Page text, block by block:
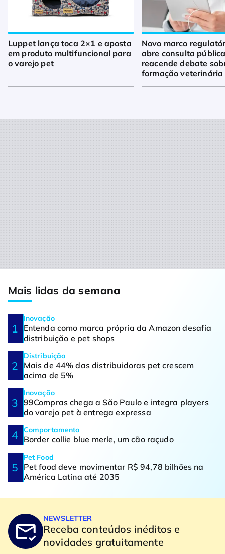
Luppet lança toca 2×1 e aposta
em produto multifuncional para
o varejo pet
Novo marco
abre consulta
reacende debate
formação veterinária
Mais lidas dasemana
Inovação
Entenda como marca própria da Amazon desafia
distribuição e pet shops
Distribuição
Mais de 44% das distribuidoras pet crescem
acima de 5%
Inovação
99Compras chega a São Paulo e integra players
do varejo pet à entrega expressa
Comportamento
Border collie blue merle, um cão raçudo
Pet Food
Pet food deve movimentar R$ 94,78 bilhões na
América Latina até 2035
NEWSLETTER
Receba conteúdos inéditos e
novidades gratuitamente